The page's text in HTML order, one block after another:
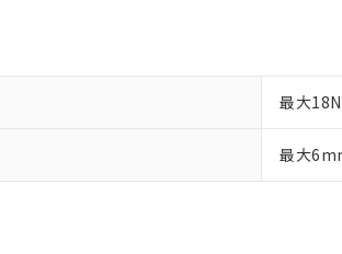
最大18N
最大